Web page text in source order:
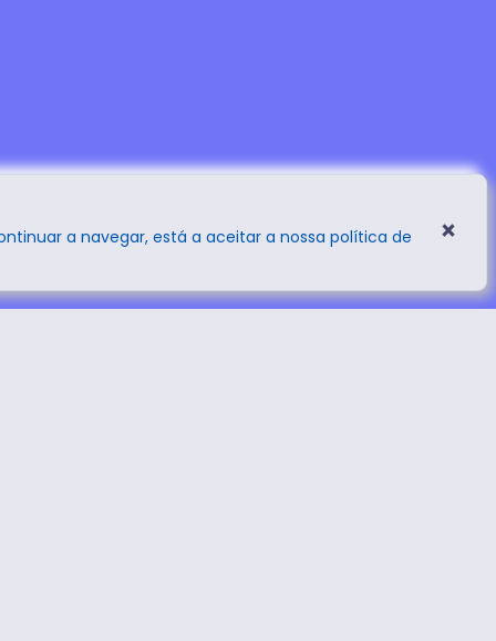
a navegar, está a aceitar a nossa política de ×